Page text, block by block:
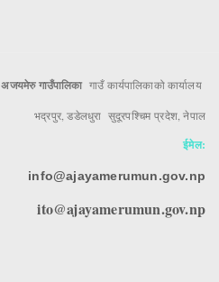
अजयमेरु गाउँपालिका गाउँ कार्यपालिकाको कार्यालय
भद्रपुर, डडेलधुरा सुदूरपश्चिम प्रदेश, नेपाल
ईमेल:
info@ajayamerumun.gov.np
ito@ajayamerumun.gov.np